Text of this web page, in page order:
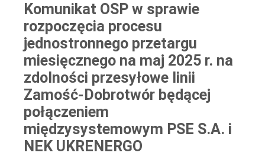
Komunikat OSP w sprawie
rozpoczęcia procesu
jednostronnego przetargu
miesięcznego na maj 2025 r. na
zdolności przesyłowe linii
Zamość-Dobrotwór będącej
połączeniem
międzysystemowym PSE S.A. i
NEK UKRENERGO